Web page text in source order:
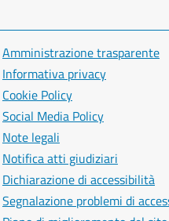
Amministrazione trasparente
Informativa privacy
Cookie Policy
Social Media Policy
Note legali
Notifica atti giudiziari
Dichiarazione di accessibilità
Segnalazione problemi di